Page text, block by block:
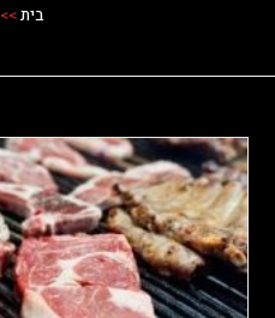
בית>>